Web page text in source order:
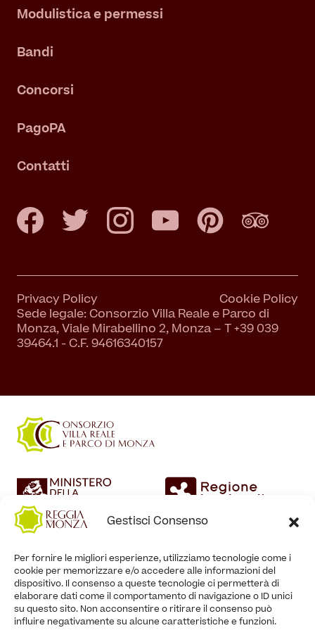
Gestisci Consenso
Per fornire le migliori esperienze, utilizziamo tecnologie come i
cookie per memorizzare e/o accedere alle informazioni del
dispositivo. Il consenso a queste tecnologie ci permetterà di
elaborare dati come il comportamento di navigazione o ID unici
su questo sito. Non acconsentire o ritirare il consenso può
influire negativamente su alcune caratteristiche e funzioni.
Modulistica e permessi
Bandi
Concorsi
PagoPA
Contatti
Privacy Policy
Cookie Policy
Sede legale: Consorzio Villa Reale e Parco di
Monza, Viale Mirabellino 2, Monza – T +39 039
39464.1 - C.F. 94616340157